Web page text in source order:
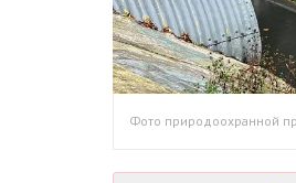
Фото природоохранной